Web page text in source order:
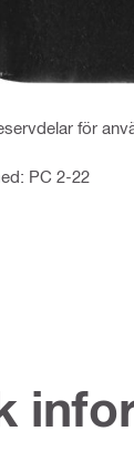
för
PC 2-22